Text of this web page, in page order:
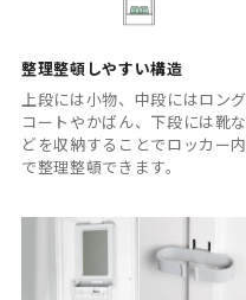
整理整頓しやすい構造
上段には小物、中段にはロング
コートやかばん、下段には靴な
どを収納することでロッカー内
で整理整頓できます。